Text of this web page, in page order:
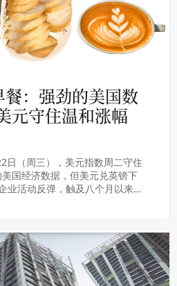
：强劲的美国数
元守住温和涨幅
（周三），美元指数周二守住
国经济数据，但美元兑英镑下
业活动反弹，触及八个月以来的